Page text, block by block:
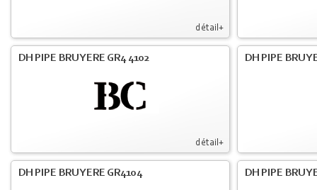
détail+
détail+
DH PIPE BRUYERE GR4 4102 DH PIPE
DH PIPE BRUYERE GR4104 DH PIPE